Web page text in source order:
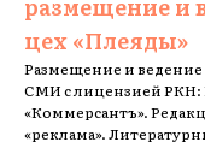
размещение и
цех «Плеяды»
Размещение и
СМИ с лицензией РКН:
«Коммерсантъ».
«реклама».